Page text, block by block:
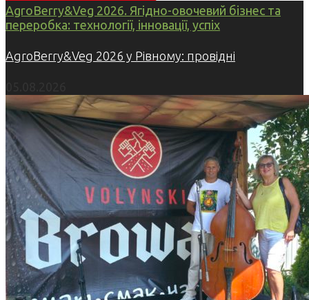
AgroBerry&Veg 2026. Ягідно-овочевий бізнес та
переробка: технології, інновації, успіх
AgroBerry&Veg 2026 у Рівному: провідні